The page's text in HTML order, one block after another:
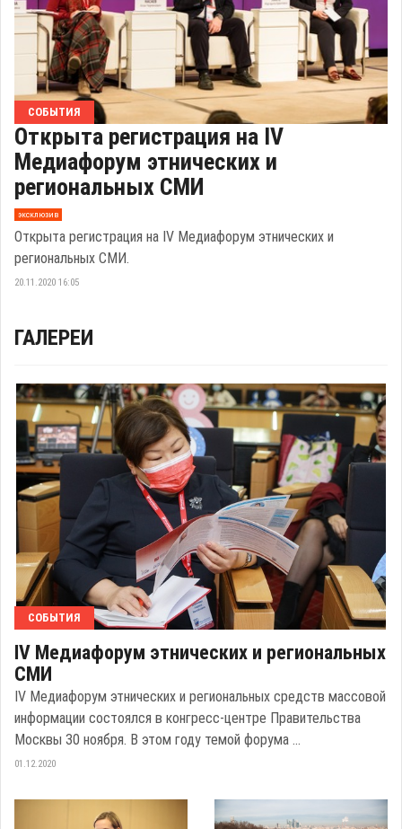
СОБЫТИЯ
Открыта регистрация на IV
Медиафорум этнических и
региональных СМИ
эксклюзив
Открыта регистрация на IV Медиафорум этнических и
региональных СМИ.
20.11.2020 16:05
ГАЛЕРЕИ
СОБЫТИЯ
IV Медиафорум этнических и региональных
СМИ
IV Медиафорум этнических и региональных средств массовой
информации состоялся в конгресс-центре Правительства
Москвы 30 ноября. В этом году темой форума ...
01.12.2020